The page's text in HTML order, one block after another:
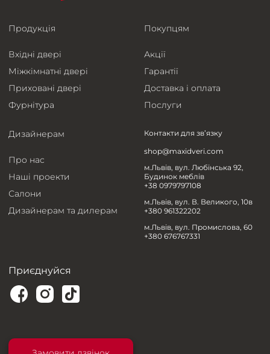
Продукція
Вхідні двері
Міжкімнатні двері
Приховані двері
Фурнітура
Покупцям
Акції
Гарантії
Доставка і оплата
Послуги
Дизайнерам
Про нас
Наші проекти
Салони
Дизайнерам та дилерам
Контакти для зв’язку
shop@maxidveri.com
м.Львів, вул. Любінська 92,
Будинок меблів
+38 0979797108
м.Львів, вул. В. Великого, 10в
+380 961322202
м.Львів, вул. Промислова, 60
+380 676767331
Приєднуйся